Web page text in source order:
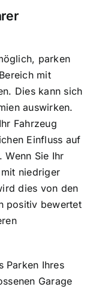
parken
mit
Dies kann sich
auswirken.
Fahrzeug
Einfluss auf
Wenn Sie Ihr
niedriger
dies von den
positiv bewertet
Parken Ihres
Garage